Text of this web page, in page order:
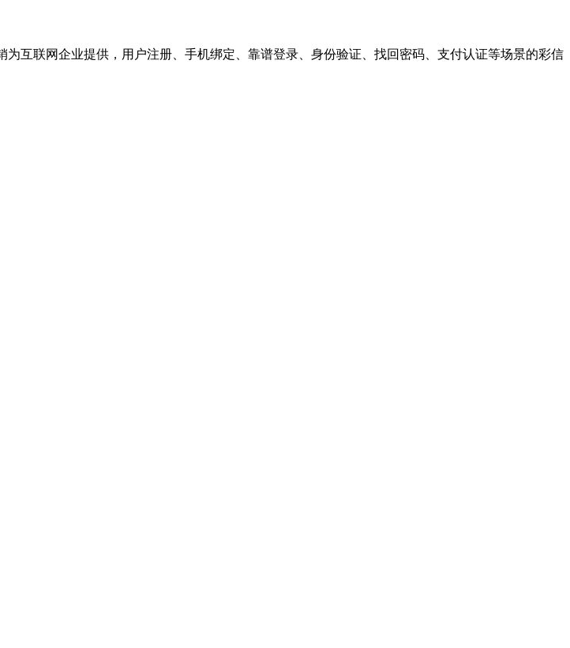
互联网企业提供，用户注册、手机绑定、靠谱登录、身份验证、找回密码、支付认证等场景的彩信